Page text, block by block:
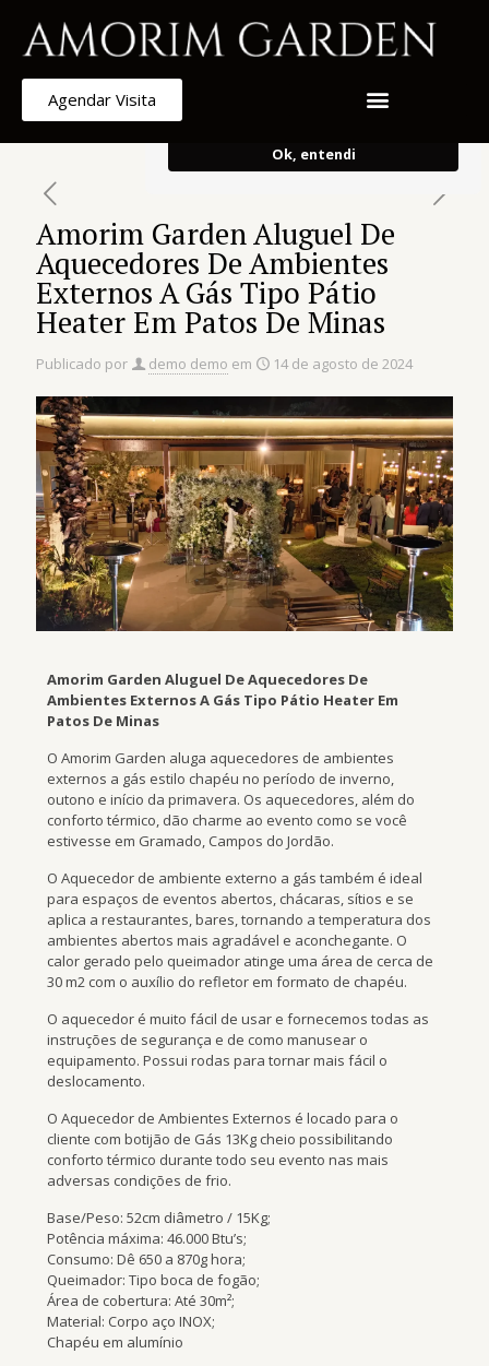
Armazenamos cookies para melhorar e
navegação.
Ao continuar, concorda
Ok, entendi
Agendar Visita
Amorim Garden Aluguel De
Aquecedores De Ambientes
Externos A Gás Tipo Pátio
Heater Em Patos De Minas
Publicado por demo demo em 14 de agosto de 2024
Amorim Garden Aluguel De Aquecedores De
Ambientes Externos A Gás Tipo Pátio Heater Em
Patos De Minas
O Amorim Garden aluga aquecedores de ambientes
externos a gás estilo chapéu no período de inverno,
outono e início da primavera. Os aquecedores, além do
conforto térmico, dão charme ao evento como se você
estivesse em Gramado, Campos do Jordão.
O Aquecedor de ambiente externo a gás também é ideal
para espaços de eventos abertos, chácaras, sítios e se
aplica a restaurantes, bares, tornando a temperatura dos
ambientes abertos mais agradável e aconchegante. O
calor gerado pelo queimador atinge uma área de cerca de
30 m2 com o auxílio do refletor em formato de chapéu.
O aquecedor é muito fácil de usar e fornecemos todas as
instruções de segurança e de como manusear o
equipamento. Possui rodas para tornar mais fácil o
deslocamento.
O Aquecedor de Ambientes Externos é locado para o
cliente com botijão de Gás 13Kg cheio possibilitando
conforto térmico durante todo seu evento nas mais
adversas condições de frio.
Base/Peso: 52cm diâmetro / 15Kg;
Potência máxima: 46.000 Btu’s;
Consumo: Dê 650 a 870g hora;
Queimador: Tipo boca de fogão;
Área de cobertura: Até 30m²;
Material: Corpo aço INOX;
Chapéu em alumínio